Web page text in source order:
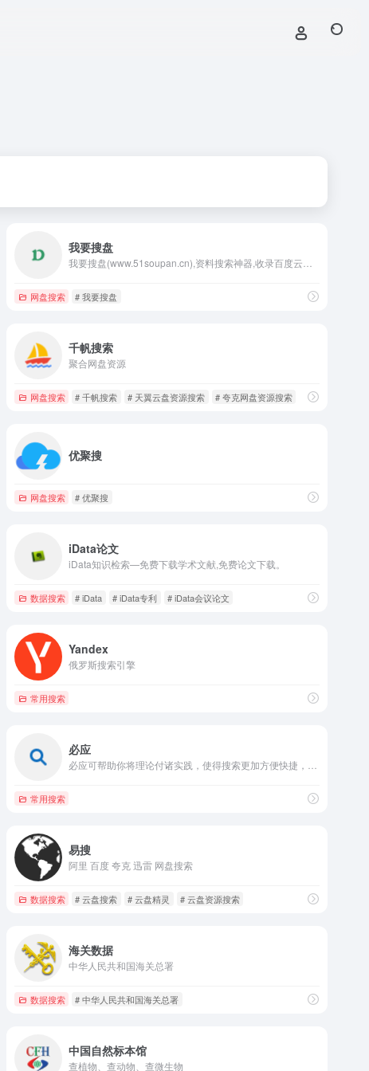
我要搜盘
网盘搜索 # 我要搜盘
千帆搜索
聚合网盘资源
网盘搜索 # 千帆搜索 # 天翼云盘资源搜索 # 夸克网盘资源搜索
优聚搜
网盘搜索 # 优聚搜
iData论文
iData知识检索—免费下载学术文献,免费论文下载。
数据搜索 # iData # iData专利 # iData会议论文
Yandex
俄罗斯搜索引擎
常用搜索
必应
常用搜索
易搜
阿里 百度 夸克 迅雷 网盘搜索
数据搜索 # 云盘搜索 # 云盘精灵 # 云盘资源搜索
海关数据
中华人民共和国海关总署
数据搜索 # 中华人民共和国海关总署
中国自然标本馆
查植物、查动物、查微生物